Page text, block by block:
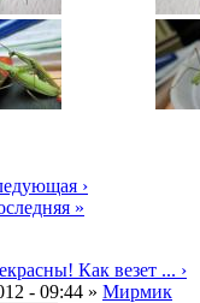
›
»
Как везет ... ›
- 09:44 » Мирмик